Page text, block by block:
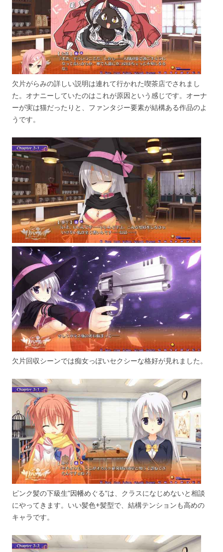
欠片がらみの詳しい説明は連れて行かれた喫茶店でされまし
た。オナニーしていたのはこれが原因という感じです。オーナ
ーが実は猫だったりと、ファンタジー要素が結構ある作品のよ
うです。
欠片回収シーンでは痴女っぽいセクシーな格好が見れました。
ピンク髪の下級生”因幡めぐる”は、クラスになじめないと相談
にやってきます。いい髪色+髪型で、結構テンションも高めの
キャラです。